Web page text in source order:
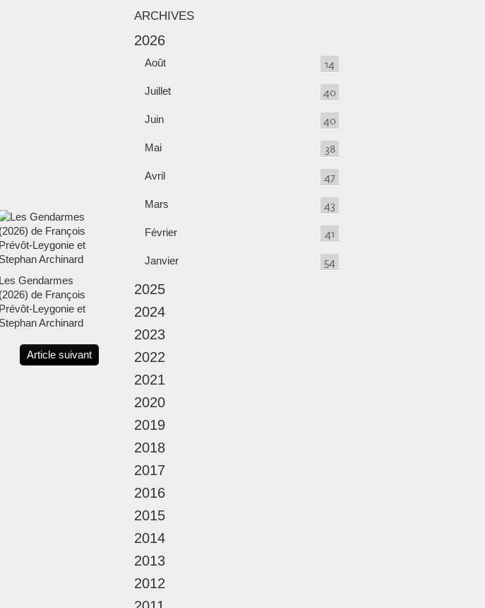
Les Gendarmes
(2026) de François
Prévôt-Leygonie et
Stephan Archinard
Article suivant
ARCHIVES
2026
Août 14
Juillet 40
Juin 40
Mai 38
Avril 47
Mars 43
Février 41
Janvier 54
2025
2024
2023
2022
2021
2020
2019
2018
2017
2016
2015
2014
2013
2012